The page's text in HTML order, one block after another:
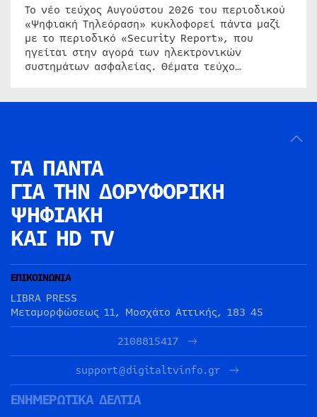
Το νέο τεύχος Αυγούστου 2026 του περιοδικού
«Ψηφιακή Τηλεόραση» κυκλοφορεί πάντα μαζί
με το περιοδικό «Security Report», που
ηγείται στην αγορά των ηλεκτρονικών
συστημάτων ασφαλείας. Θέματα τεύχο…
ΤΑ ΠΑΝΤΑ
ΓΙΑ ΤΗΝ ΔΟΡΥΦΟΡΙΚΗ
ΨΗΦΙΑΚΗ
ΚΑΙ HD TV
ΕΠΙΚΟΙΝΩΝΙΑ
LIBRA PRESS
Μεταμορφώσεως 11, Μοσχάτο Αττικής, 183 45
2108815417
support@digitaltvinfo.gr
ΕΝΗΜΕΡΩΤΙΚΑ ΔΕΛΤΙΑ